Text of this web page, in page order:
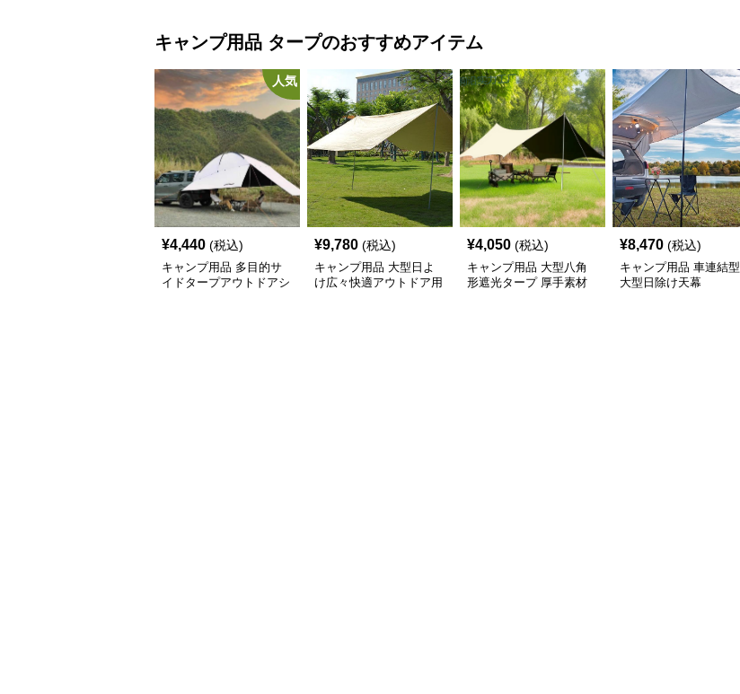
キャンプ用品 タープのおすすめアイテム
人気
¥4,440 (税込)
キャンプ用品 多目的サ
イドタープアウトドアシ
¥9,780 (税込)
キャンプ用品 大型日よ
け広々快適アウトドア用
¥4,050 (税込)
キャンプ用品 大型八角
形遮光タープ 厚手素材
¥8,470 (税込)
キャンプ用品 車連結型
大型日除け天幕